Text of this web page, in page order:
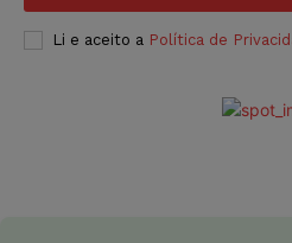
Li e aceito a Política de